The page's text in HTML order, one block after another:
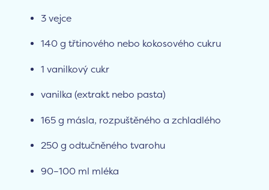
3 vejce
140 g třtinového nebo kokosového cukru
1 vanilkový cukr
vanilka (extrakt nebo pasta)
165 g másla, rozpuštěného a zchladlého
250 g odtučněného tvarohu
90–100 ml mléka